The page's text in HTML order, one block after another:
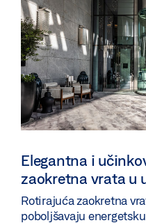
Elegantna i
zaokretna vrata u
Rotirajuća zaokretna
poboljšavaju